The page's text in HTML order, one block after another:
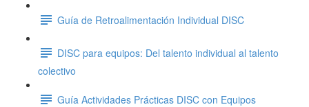
Guía de Retroalimentación Individual DISC
DISC para equipos: Del talento individual al talento
colectivo
Guía Actividades Prácticas DISC con Equipos